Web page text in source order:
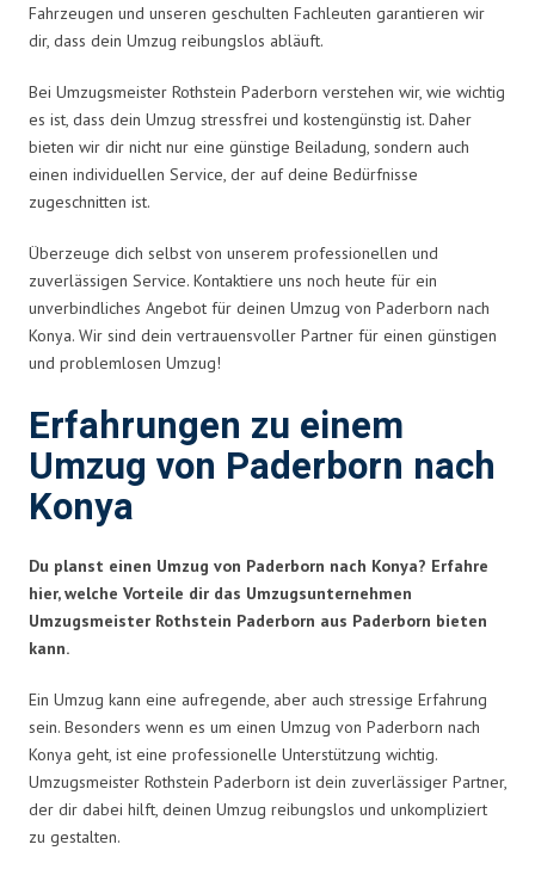
Fahrzeugen und unseren geschulten Fachleuten garantieren wir
dir, dass dein Umzug reibungslos abläuft.
Bei Umzugsmeister Rothstein Paderborn verstehen wir, wie wichtig
es ist, dass dein Umzug stressfrei und kostengünstig ist. Daher
bieten wir dir nicht nur eine günstige Beiladung, sondern auch
einen individuellen Service, der auf deine Bedürfnisse
zugeschnitten ist.
Überzeuge dich selbst von unserem professionellen und
zuverlässigen Service. Kontaktiere uns noch heute für ein
unverbindliches Angebot für deinen Umzug von Paderborn nach
Konya. Wir sind dein vertrauensvoller Partner für einen günstigen
und problemlosen Umzug!
Erfahrungen zu einem
Umzug von Paderborn nach
Konya
Du planst einen Umzug von Paderborn nach Konya? Erfahre
hier, welche Vorteile dir das Umzugsunternehmen
Umzugsmeister Rothstein Paderborn aus Paderborn bieten
kann.
Ein Umzug kann eine aufregende, aber auch stressige Erfahrung
sein. Besonders wenn es um einen Umzug von Paderborn nach
Konya geht, ist eine professionelle Unterstützung wichtig.
Umzugsmeister Rothstein Paderborn ist dein zuverlässiger Partner,
der dir dabei hilft, deinen Umzug reibungslos und unkompliziert
zu gestalten.